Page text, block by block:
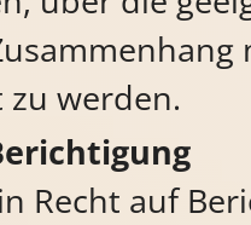
werden.
Recht auf